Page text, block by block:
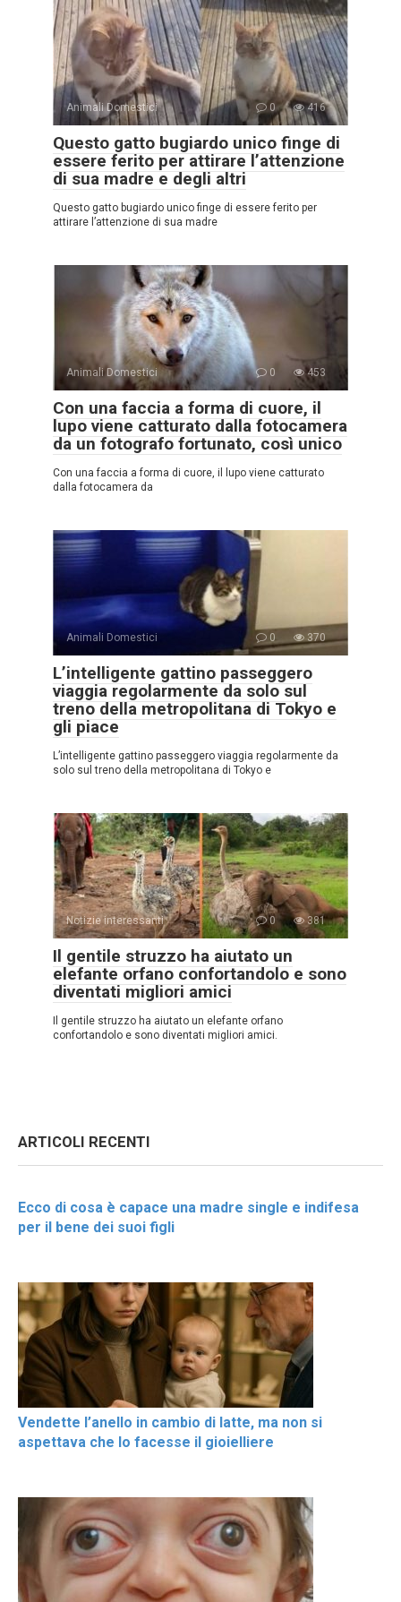
Animali Domestici 0 416
Questo gatto bugiardo unico finge di
essere ferito per attirare l’attenzione
di sua madre e degli altri
Questo gatto bugiardo unico finge di essere ferito per
attirare l’attenzione di sua madre
Animali Domestici 0 453
Con una faccia a forma di cuore, il
lupo viene catturato dalla fotocamera
da un fotografo fortunato, così unico
Con una faccia a forma di cuore, il lupo viene catturato
dalla fotocamera da
Animali Domestici 0 370
L’intelligente gattino passeggero
viaggia regolarmente da solo sul
treno della metropolitana di Tokyo e
gli piace
L’intelligente gattino passeggero viaggia regolarmente da
solo sul treno della metropolitana di Tokyo e
Notizie interessanti 0 381
Il gentile struzzo ha aiutato un
elefante orfano confortandolo e sono
diventati migliori amici
Il gentile struzzo ha aiutato un elefante orfano
confortandolo e sono diventati migliori amici.
ARTICOLI RECENTI
Ecco di cosa è capace una madre single e indifesa
per il bene dei suoi figli
Vendette l’anello in cambio di latte, ma non si
aspettava che lo facesse il gioielliere